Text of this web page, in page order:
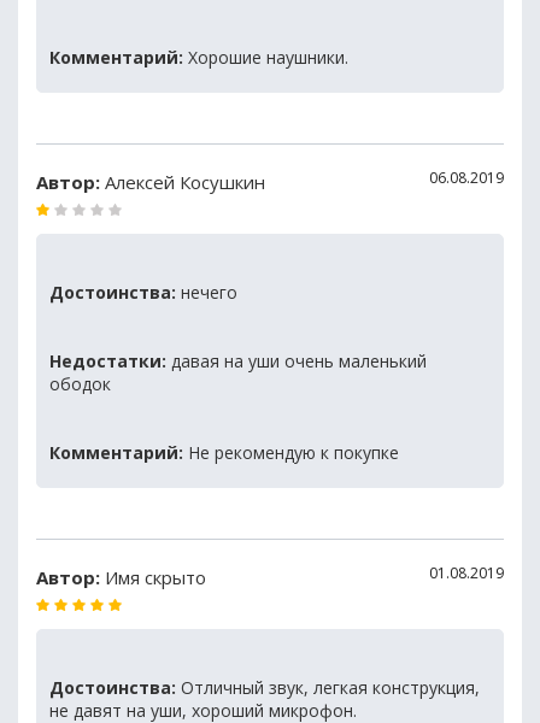
Комментарий: Хорошие наушники.
Автор: Алексей Косушкин 06.08.2019
Достоинства: нечего
Недостатки: давая на уши очень маленький
ободок
Комментарий: Не рекомендую к покупке
Автор: Имя скрыто 01.08.2019
Достоинства: Отличный звук, легкая конструкция,
не давят на уши, хороший микрофон.